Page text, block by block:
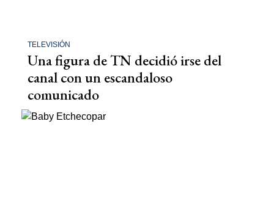
TELEVISIÓN
Una figura de TN decidió irse del
canal con un escandaloso
comunicado